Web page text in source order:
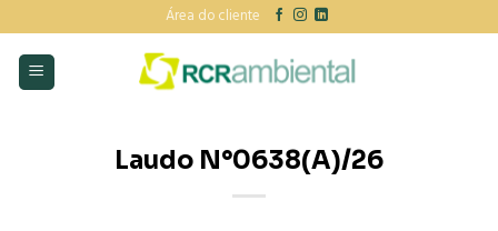
to
content
Área do cliente
Laudo N°0638(A)/26